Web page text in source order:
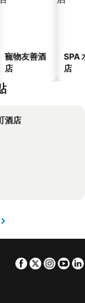
寵物友善酒
店
SPA
店
酒店
Facebook
Twitter